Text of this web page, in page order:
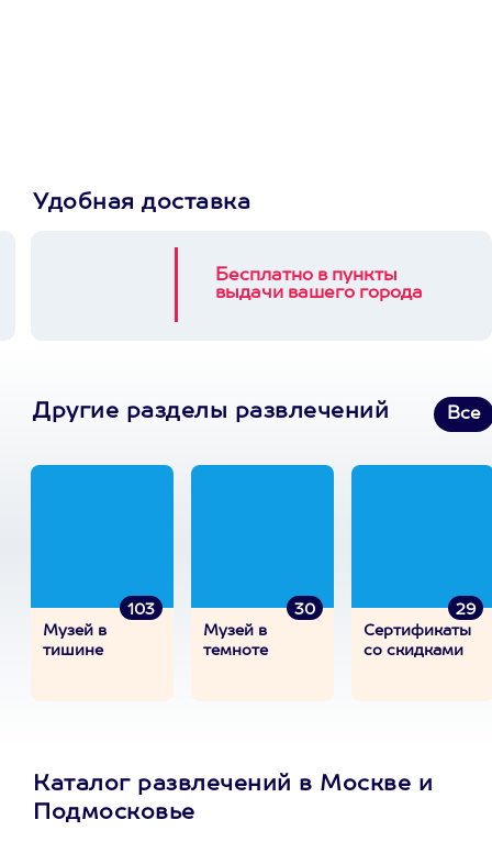
Удобная доставка
Бесплатно в пункты
выдачи вашего города
Другие разделы развлечений Все
103
Музей в
тишине
30
Музей в
темноте
29
Сертификаты
со скидками
Каталог развлечений в Москве и
Подмосковье